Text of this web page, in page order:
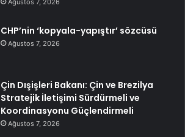
Ağustos 7, 2026
CHP’nin ‘kopyala-yapıştır’ sözcüsü
Ağustos 7, 2026
Çin Dışişleri Bakanı: Çin ve Brezilya
Stratejik İletişimi Sürdürmeli ve
Koordinasyonu Güçlendirmeli
Ağustos 7, 2026